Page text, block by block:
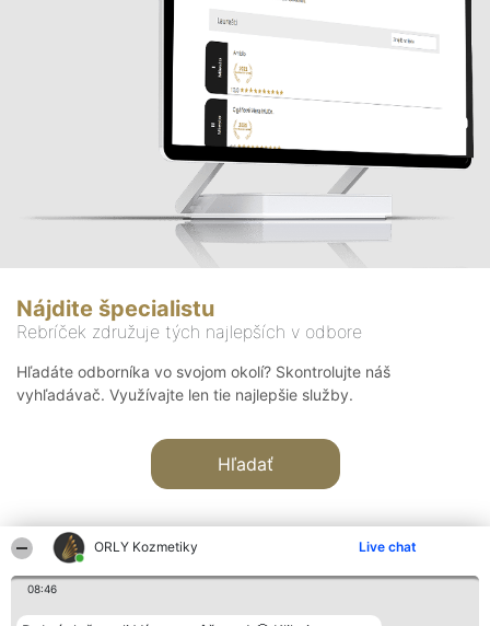
ORLY Kozmetiky Live chat
08:46
Nájdite špecialistu
Rebríček združuje tých najlepších v odbore
Hľadáte odborníka vo svojom okolí? Skontrolujte náš
vyhľadávač. Využívajte len tie najlepšie služby.
Hľadať